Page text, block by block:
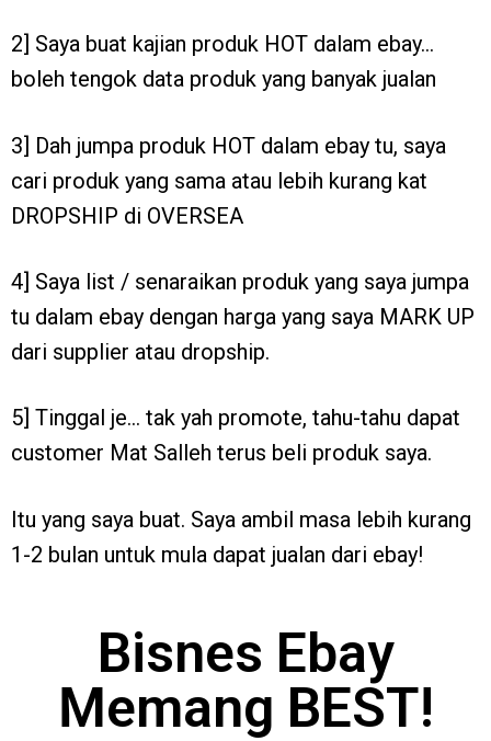
2] Saya buat kajian produk HOT dalam ebay…
boleh tengok data produk yang banyak jualan
3] Dah jumpa produk HOT dalam ebay tu, saya
cari produk yang sama atau lebih kurang kat
DROPSHIP di OVERSEA
4] Saya list / senaraikan produk yang saya jumpa
tu dalam ebay dengan harga yang saya MARK UP
dari supplier atau dropship.
5] Tinggal je… tak yah promote, tahu-tahu dapat
customer Mat Salleh terus beli produk saya.
Itu yang saya buat. Saya ambil masa lebih kurang
1-2 bulan untuk mula dapat jualan dari ebay!
Bisnes Ebay
Memang BEST!